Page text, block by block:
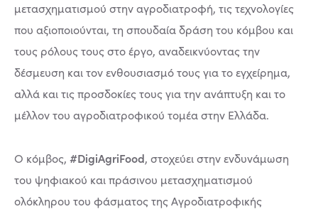
μετασχηματισμού στην αγροδιατροφή, τις τεχνολογίες
που αξιοποιούνται, τη σπουδαία δράση του κόμβου και
τους ρόλους τους στο έργο, αναδεικνύοντας την
δέσμευση και τον ενθουσιασμό τους για το εγχείρημα,
αλλά και τις προσδοκίες τους για την ανάπτυξη και το
μέλλον του αγροδιατροφικού τομέα στην Ελλάδα.
Ο κόμβος, #DigiAgriFood, στοχεύει στην ενδυνάμωση
του ψηφιακού και πράσινου μετασχηματισμού
ολόκληρου του φάσματος της Αγροδιατροφικής